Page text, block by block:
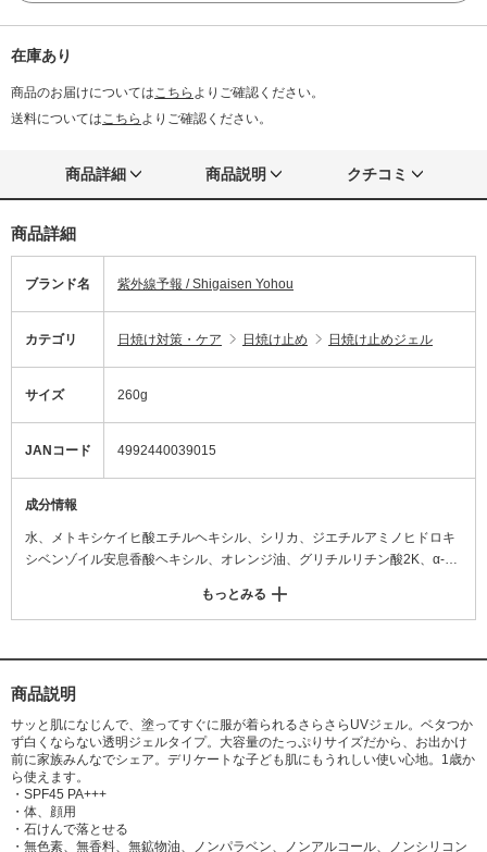
在庫あり
商品のお届けについてはこちら よりご確認ください。
送料についてはこちら よりご確認ください。
商品詳細 商品説明 クチコミ
商品詳細
ブランド名 紫外線予報 / Shigaisen Yohou
カテゴリ 日焼け対策・ケア 日焼け止め 日焼け止めジェル
サイズ 260g
JANコード 4992440039015
成分情報
水、メトキシケイヒ酸エチルヘキシル、シリカ、ジエチルアミノヒドロキ
シベンゾイル安息香酸ヘキシル、オレンジ油、グリチルリチン酸2K、α-ア
チルヒアルロン酸Na、オウゴン根エキス、マグワ根皮エキス、カミツレ花
エキス、アセロラ果実エキス、加水分解コラーゲン、アロエベラ葉エキ
ール
もっとみる
商品説明
サッと肌になじんで、塗ってすぐに服が着られるさらさらUVジェル。ベタつか
ず白くならない透明ジェルタイプ。大容量のたっぷりサイズだから、お出かけ
前に家族みんなでシェア。デリケートな子ども肌にもうれしい使い心地。1歳か
ら使えます。
・SPF45 PA+++
・体、顔用
・石けんで落とせる
・無色素、無香料、無鉱物油、ノンパラベン、ノンアルコール、ノンシリコン